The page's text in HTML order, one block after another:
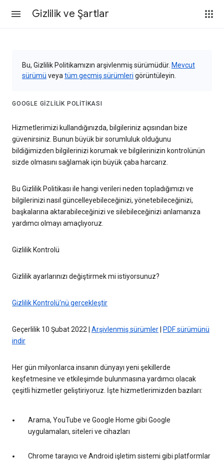
Gizlilik ve Şartlar
Bu, Gizlilik Politikamızın arşivlenmiş sürümüdür. Mevcut
sürümü veya tüm geçmiş sürümleri görüntüleyin.
GOOGLE GIZLILIK POLITIKASI
Hizmetlerimizi kullandığınızda, bilgileriniz açısından bize
güvenirsiniz. Bunun büyük bir sorumluluk olduğunu
bildiğimizden bilgilerinizi korumak ve bilgilerinizin kontrolünün
sizde olmasını sağlamak için büyük çaba harcarız.
Bu Gizlilik Politikası ile hangi verileri neden topladığımızı ve
bilgilerinizi nasıl güncelleyebileceğinizi, yönetebileceğinizi,
başkalarına aktarabileceğinizi ve silebileceğinizi anlamanıza
yardımcı olmayı amaçlıyoruz.
Gizlilik Kontrolü
Gizlilik ayarlarınızı değiştirmek mi istiyorsunuz?
Gizlilik Kontrolü'nü gerçekleştir
Geçerlilik 10 Şubat 2022 | Arşivlenmiş sürümler
PDF sürümünü
indir
Her gün milyonlarca insanın dünyayı yeni şekillerde
keşfetmesine ve etkileşimde bulunmasına yardımcı olacak
çeşitli hizmetler geliştiriyoruz. İşte hizmetlerimizden bazıları:
Arama, YouTube ve Google Home gibi Google
uygulamaları, siteleri ve cihazları
Chrome tarayıcı ve Android işletim sistemi gibi platformlar